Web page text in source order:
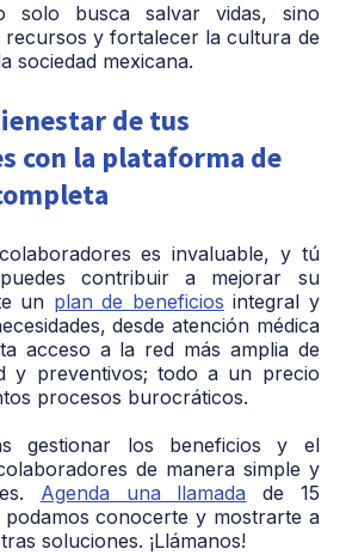
solo busca salvar vidas, sino
recursos y fortalecer la cultura de
sociedad mexicana.
de tus
con la plataforma de
es invaluable, y tú
contribuir a mejorar su
un plan de beneficios integral y
desde atención médica
acceso a la red más amplia de
y preventivos; todo a un precio
procesos burocráticos.
gestionar los beneficios y el
de manera simple y
Agenda una llamada de 15
conocerte y mostrarte a
soluciones. ¡Llámanos!